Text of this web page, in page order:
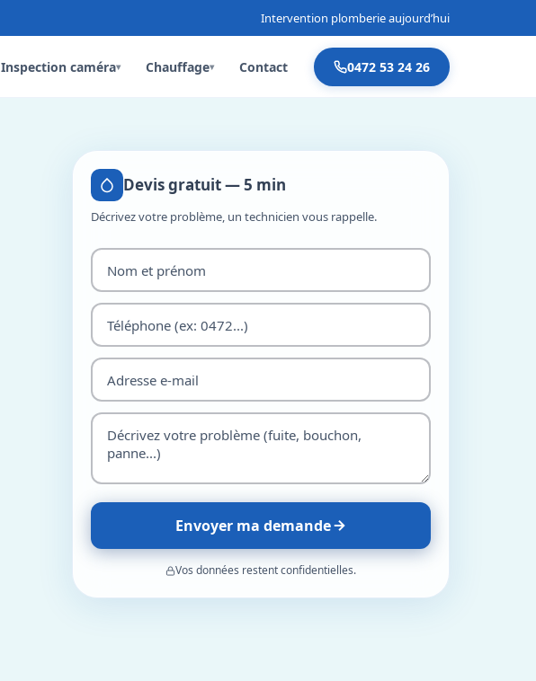
Intervention plomberie aujourd’hui
Inspection caméra▾ Chauffage▾ Contact 0472 53 24 26
Devis gratuit — 5 min
Décrivez votre problème, un technicien vous rappelle.
Envoyer ma demande
Vos données restent confidentielles.